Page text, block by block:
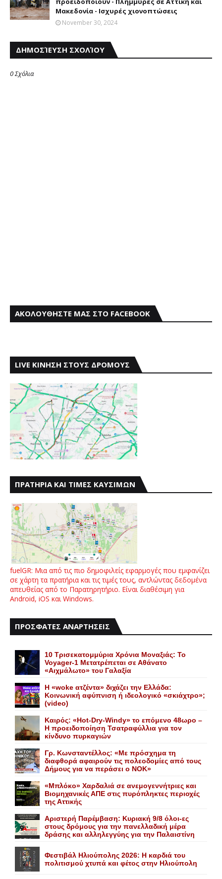
Μακεδονία - Ισχυρές χιονοπτώσεις
November 30, 2024
ΔΗΜΟΣΊΕΥΣΗ ΣΧΟΛΊΟΥ
0 Σχόλια
ΑΚΟΛΟΥΘΗΣΤΕ ΜΑΣ ΣΤΟ FACEBOOK
LIVE ΚΙΝΗΣΗ ΣΤΟΥΣ ΔΡΟΜΟΥΣ
ΠΡΑΤΗΡΙΑ ΚΑΙ ΤΙΜΕΣ ΚΑΥΣΙΜΩΝ
fuelGR: Μια από τις πιο δημοφιλείς εφαρμογές που εμφανίζει
σε χάρτη τα πρατήρια και τις τιμές τους, αντλώντας δεδομένα
απευθείας από το Παρατηρητήριο. Είναι διαθέσιμη για
Android, iOS και Windows.
ΠΡΟΣΦΑΤΕΣ ΑΝΑΡΤΗΣΕΙΣ
10 Τρισεκατομμύρια Χρόνια Μοναξιάς: Το
Voyager-1 Μετατρέπεται σε Αθάνατο
«Αιχμάλωτο» του Γαλαξία
Η «woke ατζέντα» διχάζει την Ελλάδα:
Κοινωνική αφύπνιση ή ιδεολογικό «σκιάχτρο»;
(video)
Καιρός: «Hot-Dry-Windy» το επόμενο 48ωρο –
Η προειδοποίηση Τσατραφύλλια για τον
κίνδυνο πυρκαγιών
Γρ. Κωνσταντέλλος: «Με πρόσχημα τη
διαφθορά αφαιρούν τις πολεοδομίες από τους
Δήμους για να περάσει ο NOK»
«Mπλόκο» Xαρδαλιά σε ανεμογεννήτριες και
Bιομηχανικές ΑΠΕ στις πυρόπληκτες περιοχές
της Αττικής
Αριστερή Παρέμβαση: Κυριακή 9/8 όλοι-ες
στους δρόμους για την πανελλαδική μέρα
δράσης και αλληλεγγύης για την Παλαιστίνη
Φεστιβάλ Ηλιούπολης 2026: Η καρδιά του
πολιτισμού χτυπά και φέτος στην Ηλιούπολη